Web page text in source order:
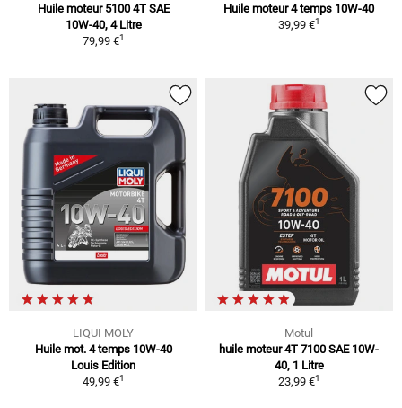
Huile moteur 5100 4T SAE
10W-40, 4 Litre
79,99 €1
Huile moteur 4 temps 10W-40
39,99 €1
LIQUI MOLY
Huile mot. 4 temps 10W-40
Louis Edition
49,99 €1
Motul
huile moteur 4T 7100 SAE 10W-
40, 1 Litre
23,99 €1